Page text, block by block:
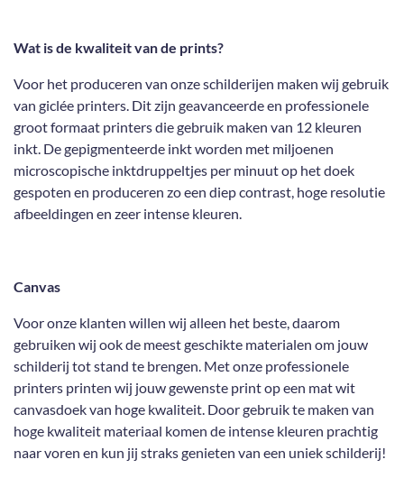
Wat is de kwaliteit van de prints?
Voor het produceren van onze schilderijen maken wij gebruik
van giclée printers. Dit zijn geavanceerde en professionele
groot formaat printers die gebruik maken van 12 kleuren
inkt. De gepigmenteerde inkt worden met miljoenen
microscopische inktdruppeltjes per minuut op het doek
gespoten en produceren zo een diep contrast, hoge resolutie
afbeeldingen en zeer intense kleuren.
Canvas
Voor onze klanten willen wij alleen het beste, daarom
gebruiken wij ook de meest geschikte materialen om jouw
schilderij tot stand te brengen. Met onze professionele
printers printen wij jouw gewenste print op een mat wit
canvasdoek van hoge kwaliteit. Door gebruik te maken van
hoge kwaliteit materiaal komen de intense kleuren prachtig
naar voren en kun jij straks genieten van een uniek schilderij!